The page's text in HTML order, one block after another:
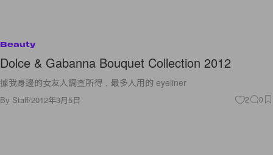
Beauty
Dolce & Gabanna Bouquet Collection 2012
據我身邊的女友人調查所得，最多人用的 eyeliner
By Staff/2012年3月5日 2 0